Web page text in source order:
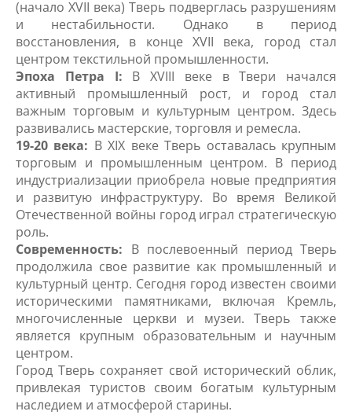
(начало XVII века) Тверь подверглась разрушениям
и нестабильности. Однако в период
восстановления, в конце XVII века, город стал
центром текстильной промышленности.
Эпоха Петра I: В XVIII веке в Твери начался
активный промышленный рост, и город стал
важным торговым и культурным центром. Здесь
развивались мастерские, торговля и ремесла.
19-20 века: В XIX веке Тверь оставалась крупным
торговым и промышленным центром. В период
индустриализации приобрела новые предприятия
и развитую инфраструктуру. Во время Великой
Отечественной войны город играл стратегическую
роль.
Современность: В послевоенный период Тверь
продолжила свое развитие как промышленный и
культурный центр. Сегодня город известен своими
историческими памятниками, включая Кремль,
многочисленные церкви и музеи. Тверь также
является крупным образовательным и научным
центром.
Город Тверь сохраняет свой исторический облик,
привлекая туристов своим богатым культурным
наследием и атмосферой старины.